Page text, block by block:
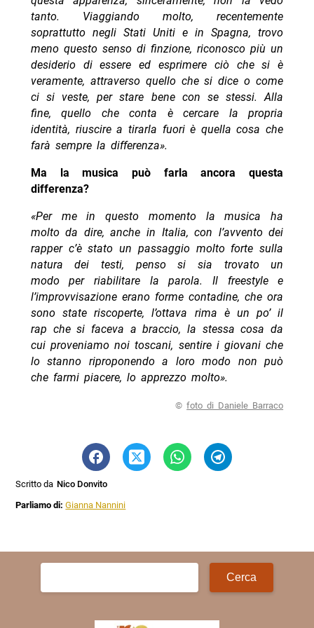
tanto. Viaggiando molto, recentemente
soprattutto negli Stati Uniti e in Spagna, trovo
meno questo senso di finzione, riconosco più un
desiderio di essere ed esprimere ciò che si è
veramente, attraverso quello che si dice o come
ci si veste, per stare bene con se stessi. Alla
fine, quello che conta è cercare la propria
identità, riuscire a tirarla fuori è quella cosa che
farà sempre la differenza».
Ma la musica può farla ancora questa
differenza?
«Per me in questo momento la musica ha
molto da dire, anche in Italia, con l’avvento dei
rapper c’è stato un passaggio molto forte sulla
natura dei testi, penso si sia trovato un
modo per riabilitare la parola. Il freestyle e
l’improvvisazione erano forme contadine, che ora
sono state riscoperte, l’ottava rima è un po’ il
rap che si faceva a braccio, la stessa cosa da
cui proveniamo noi toscani, sentire i giovani che
lo stanno riproponendo a loro modo non può
che farmi piacere, lo apprezzo molto».
©foto di Daniele Barraco
Scritto da Nico Donvito
Parliamo di:Gianna Nannini
Ricerca